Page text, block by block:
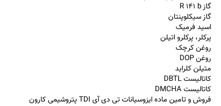
گاز R 141 b
گاز سیکلوپنتان
اسید فرمیک
پرکلر، پرکلرو اتیلن
روغن کرچک
روغن DOP
متیلن کلراید
کاتالیست DBTL
کاتالیست DMCHA
فروش و تامین ماده ایزوسیانات تی دی آی TDI پتروشیمی کارون